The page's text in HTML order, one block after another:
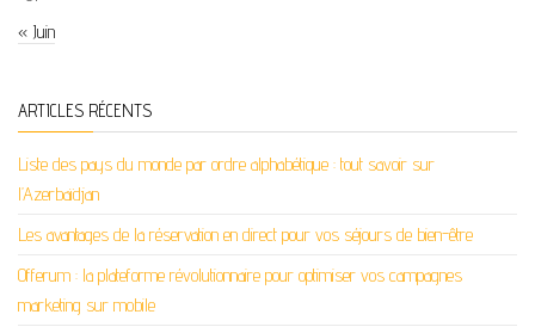
« Juin
ARTICLES RÉCENTS
Liste des pays du monde par ordre alphabétique : tout savoir sur
l’Azerbaïdjan
Les avantages de la réservation en direct pour vos séjours de bien-être
Offerum : la plateforme révolutionnaire pour optimiser vos campagnes
marketing sur mobile